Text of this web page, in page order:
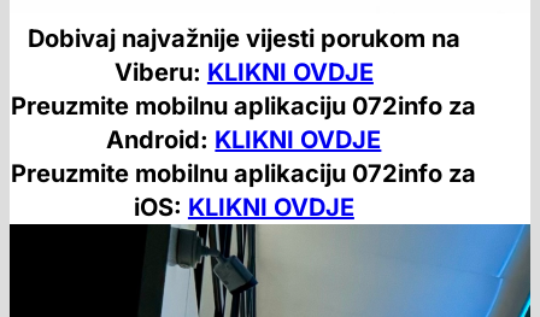
Dobivaj najvažnije vijesti porukom na
Viberu: KLIKNI OVDJE
Preuzmite mobilnu aplikaciju 072info za
Android: KLIKNI OVDJE
Preuzmite mobilnu aplikaciju 072info za
iOS: KLIKNI OVDJE